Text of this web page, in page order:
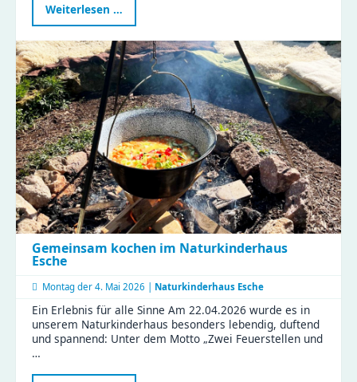
Weiterlesen …
im
–
ein
verbindender
Nachmittag
voller
Magie
Gemeinsam kochen im Naturkinderhaus
Esche
Montag der 4. Mai 2026 | Naturkinderhaus Esche
Ein Erlebnis für alle Sinne Am 22.04.2026 wurde es in
unserem Naturkinderhaus besonders lebendig, duftend
und spannend: Unter dem Motto „Zwei Feuerstellen und
…